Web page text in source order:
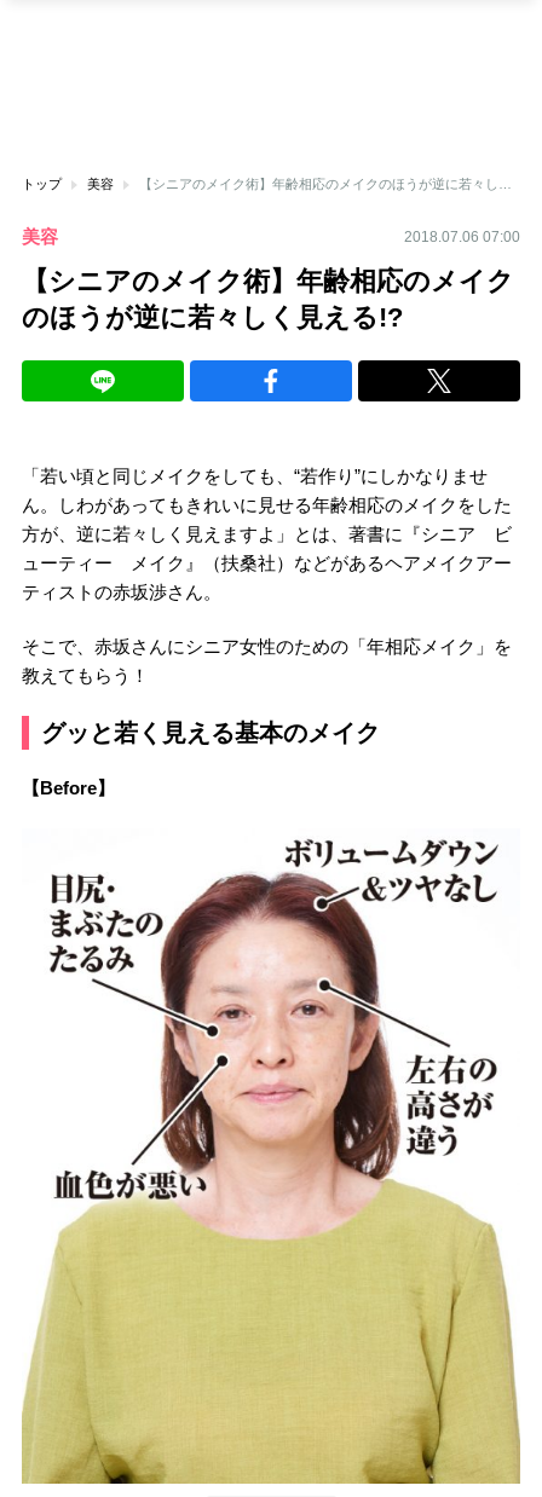
トップ 美容
美容 2018.07.06 07:00
【シニアのメイク術】年齢相応のメイク
のほうが逆に若々しく見える!?
「若い頃と同じメイクをしても、“若作り”にしかなりませ
ん。しわがあってもきれいに見せる年齢相応のメイクをした
方が、逆に若々しく見えますよ」とは、著書に『シニア ビ
ューティー メイク』（扶桑社）などがあるヘアメイクアー
ティストの赤坂渉さん。
そこで、赤坂さんにシニア女性のための「年相応メイク」を
教えてもらう！
グッと若く見える基本のメイク
【Before】